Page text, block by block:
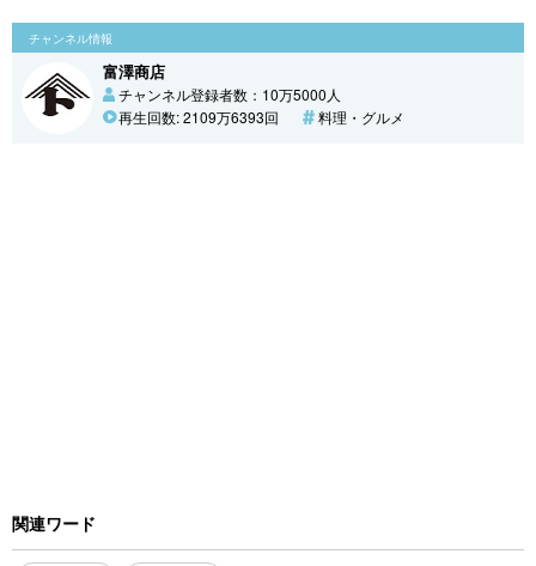
チャンネル情報
富澤商店
チャンネル登録者数：10万5000人
再生回数: 2109万6393回
料理・グルメ
関連ワード